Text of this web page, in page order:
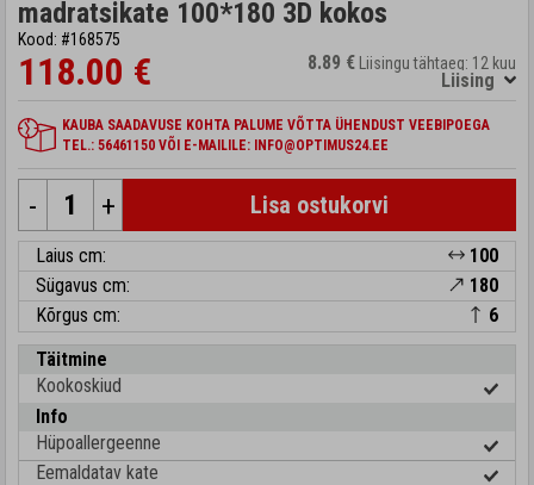
madratsikate 100*180 3D kokos
Kood: #168575
118.00 € 8.89 € Liisingu tähtaeg: 12 kuu
Liising
KAUBA SAADAVUSE KOHTA PALUME VÕTTA ÜHENDUST VEEBIPOEGA
TEL.: 56461150 VÕI E-MAILILE: INFO@OPTIMUS24.EE
- + Lisa ostukorvi
Laius cm:
100
Sügavus cm:
180
Kõrgus cm:
6
Täitmine
Kookoskiud
Info
Hüpoallergeenne
Eemaldatav kate